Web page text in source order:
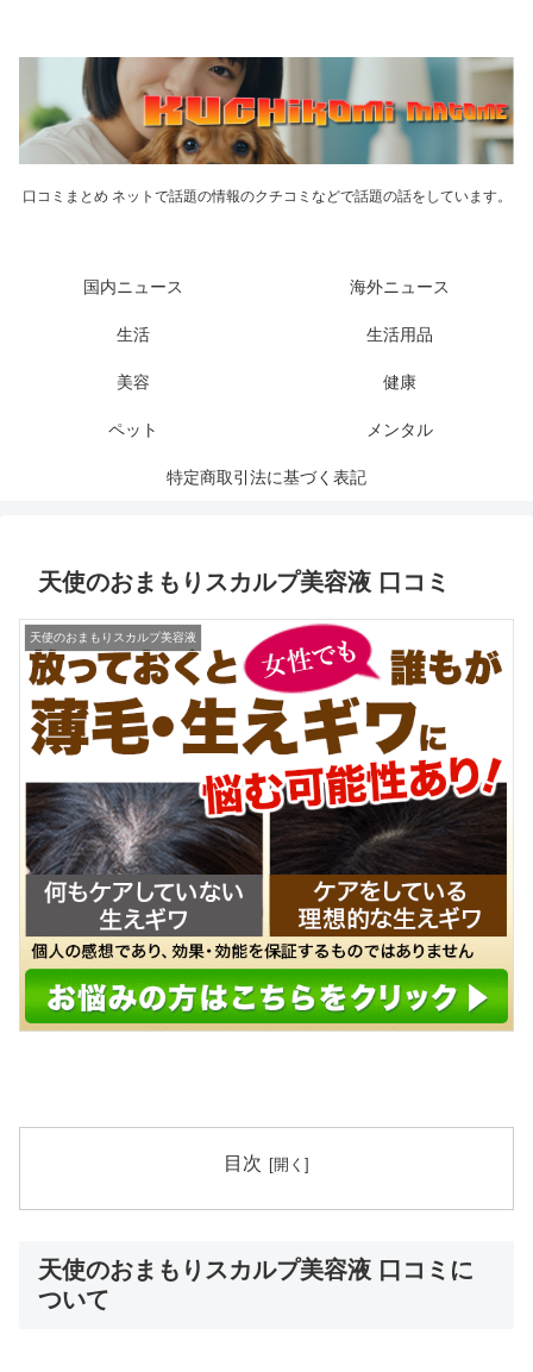
口コミまとめ ネットで話題の情報のクチコミなどで話題の話をしています。
国内ニュース 海外ニュース
生活 生活用品
美容 健康
ペット メンタル
特定商取引法に基づく表記
天使のおまもりスカルプ美容液 口コミ
天使のおまもりスカルプ美容液
目次
天使のおまもりスカルプ美容液 口コミに
ついて